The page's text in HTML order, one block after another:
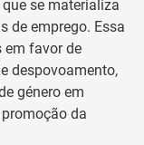
se materializa
de emprego. Essa
em favor de
despovoamento,
género em
da